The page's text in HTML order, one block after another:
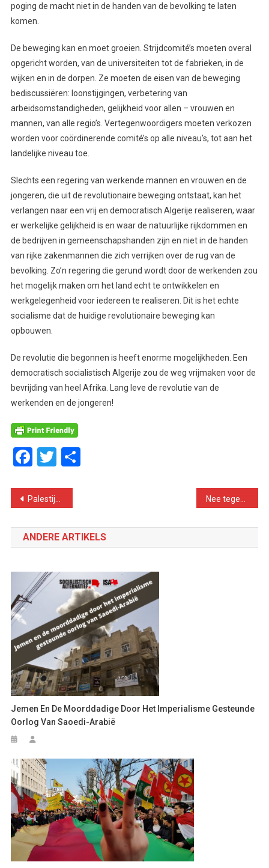
poging de macht niet in de handen van de bevolking te laten
komen.
De beweging kan en moet groeien. Strijdcomité’s moeten overal
opgericht worden, van de universiteiten tot de fabrieken, in de
wijken en in de dorpen. Ze moeten de eisen van de beweging
bediscussiëren: loonstijgingen, verbetering van
arbeidsomstandigheden, gelijkheid voor allen – vrouwen en
mannen, van alle regio’s. Vertegenwoordigers moeten verkozen
worden voor coördinerende comité’s op alle niveau’s, tot aan het
landelijke niveau toe.
Slechts een regering van werkende mannen en vrouwen en de
jongeren, die uit de revolutionaire beweging ontstaat, kan het
verlangen naar een vrij en democratisch Algerije realiseren, waar
er werkelijke gelijkheid is en waar de natuurlijke rijkdommen en
de bedrijven in gemeenschapshanden zijn en niet in de handen
van rijke zakenmannen die zich verrijken over de rug van de
bevolking. Zo’n regering die gerund wordt door de werkenden zou
het mogelijk maken om het land echt te ontwikkelen en
werkgelegenheid voor iedereen te realiseren. Dit is het echte
socialisme dat de huidige revolutionaire beweging kan
opbouwen.
De revolutie die begonnen is heeft enorme mogelijkheden. Een
democratisch socialistisch Algerije zou de weg vrijmaken voor de
bevrijding van heel Afrika. Lang leve de revolutie van de
werkenden en de jongeren!
Facebook
Twitter
Delen
Bericht
navigatie
Palestijnse gebieden. Neen aan de nieuwe escalatie van geweld Nee tegen het Europa van de bazen! Voor een Europa van arbeiders en jongeren!
ANDERE ARTIKELS
Jemen En De Moorddadige Door Het Imperialisme Gesteunde
Oorlog Van Saoedi-Arabië